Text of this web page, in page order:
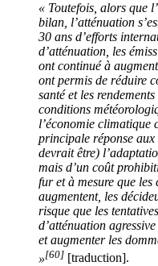
« Toutefois, alors que
bilan, l’atténuation
30 ans d’efforts
d’atténuation, les
ont continué à
ont permis de réduire
santé et les
conditions
l’économie climatique
principale réponse aux
devrait être)
mais d’un coût
fur et à mesure que les
augmentent, les
risque que les
d’atténuation
et augmenter les
»[60] [traduction].